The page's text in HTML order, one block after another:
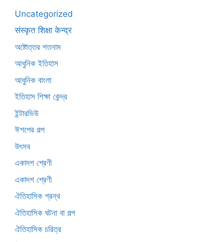
Uncategorized
संस्कृत शिक्षा केन्द्र
অষ্টোত্তর শতনাম
আধুনিক ইতিহাস
আধুনিক বাংলা
ইতিহাস শিক্ষা কেন্দ্র
ইন্টারভিউ
ঈশপের গল্প
উৎসব
একাদশ শ্রেণী
একাদশ শ্রেণী
ঐতিহাসিক গ্রন্থ
ঐতিহাসিক ঘটনা বা গল্প
ঐতিহাসিক চরিত্র